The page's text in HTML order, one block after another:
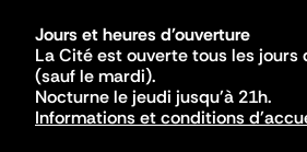
Jours et heures d'ouverture
La Cité est ouverte tous les jours
(sauf le mardi).
Nocturne le jeudi jusqu'à 21h.
Informations et conditions